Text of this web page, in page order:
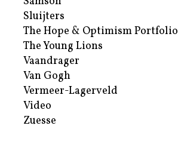
Sluijters
The Hope & Optimism Portfolio
The Young Lions
Vaandrager
Van Gogh
Vermeer-Lagerveld
Video
Zuesse